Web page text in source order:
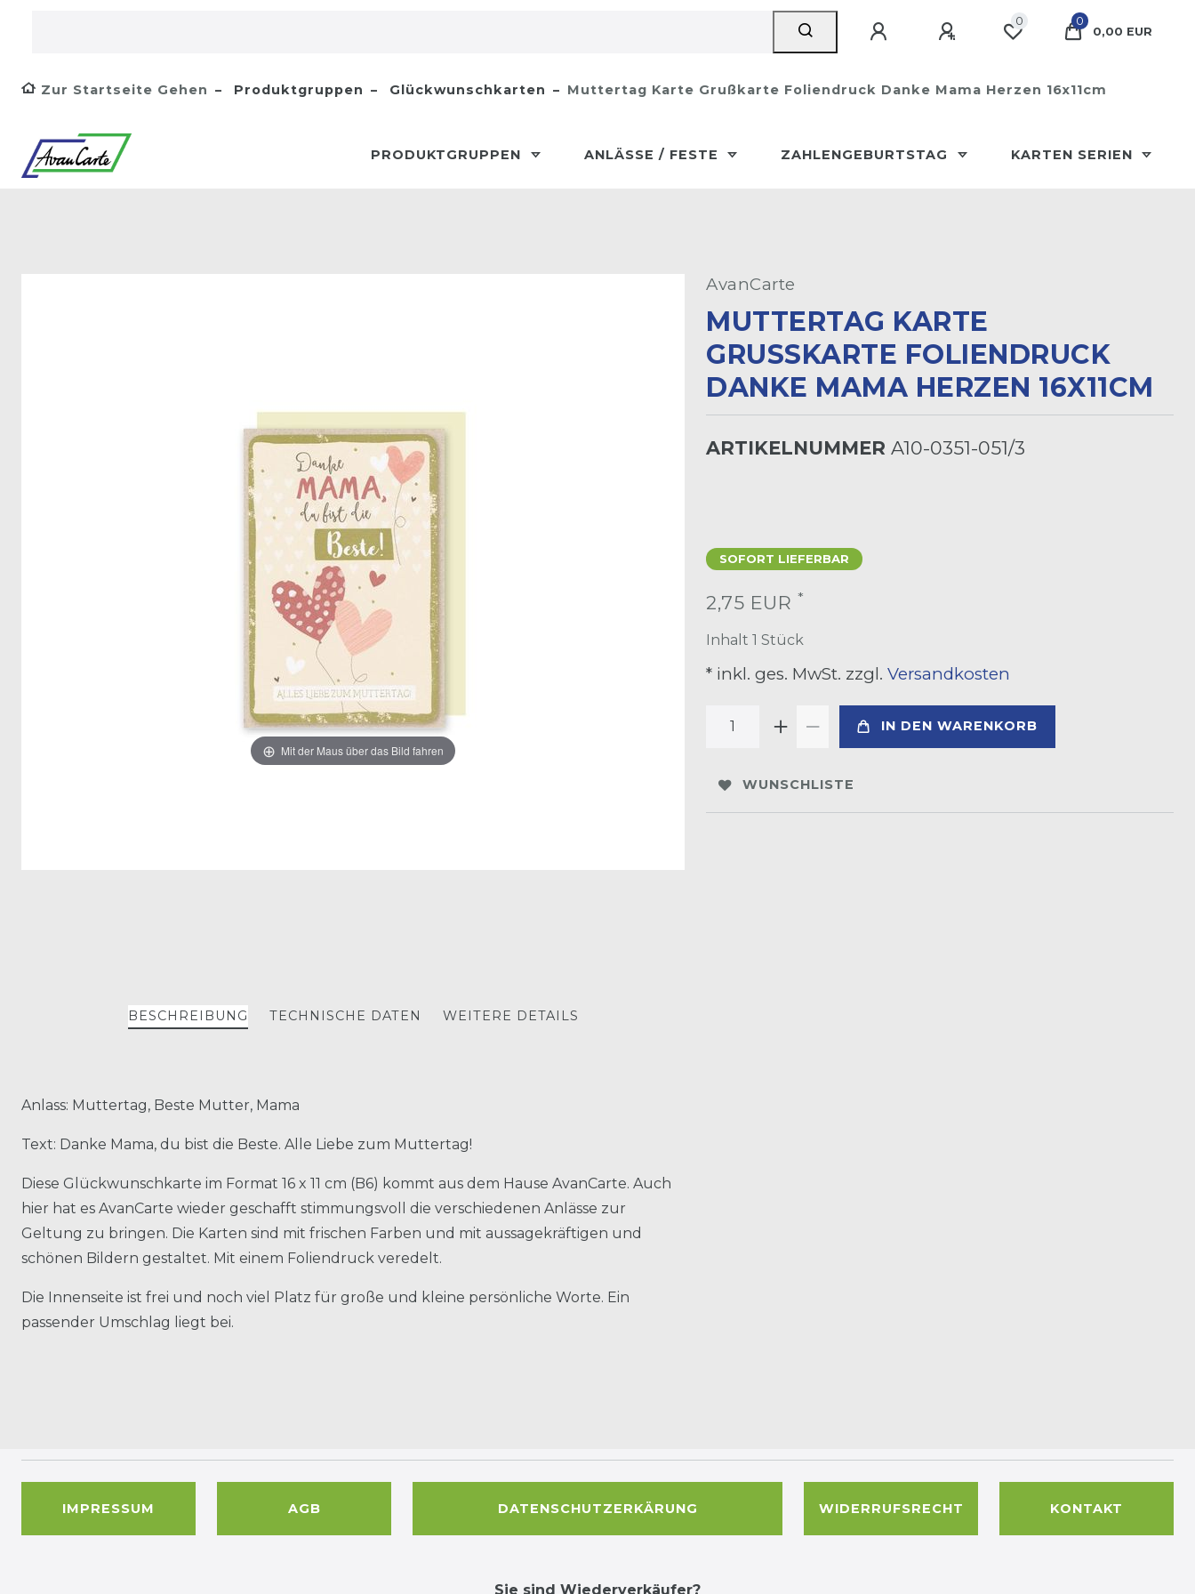
0
0
0,00 EUR
Zur Startseite Gehen Produktgruppen Glückwunschkarten Muttertag Karte Grußkarte Foliendruck Danke Mama Herzen 16x11cm
PRODUKTGRUPPEN ANLÄSSE / FESTE ZAHLENGEBURTSTAG KARTEN SERIEN
Mit der Maus über das Bild fahren
AvanCarte
MUTTERTAG KARTE
GRUSSKARTE FOLIENDRUCK D
ANKE MAMA HERZEN 16X11CM
ARTIKELNUMMER A10-0351-051/3
SOFORT LIEFERBAR
2,75 EUR *
Inhalt 1 Stück
* inkl. ges. MwSt. zzgl. Versandkosten
IN DEN WARENKORB
WUNSCHLISTE
BESCHREIBUNG TECHNISCHE DATEN WEITERE DETAILS
Anlass: Muttertag, Beste Mutter, Mama
Text: Danke Mama, du bist die Beste. Alle Liebe zum Muttertag!
Diese Glückwunschkarte im Format 16 x 11 cm (B6) kommt aus dem Hause AvanCarte. Auch
hier hat es AvanCarte wieder geschafft stimmungsvoll die verschiedenen Anlässe zur
Geltung zu bringen. Die Karten sind mit frischen Farben und mit aussagekräftigen und
schönen Bildern gestaltet. Mit einem Foliendruck veredelt.
Die Innenseite ist frei und noch viel Platz für große und kleine persönliche Worte. Ein
passender Umschlag liegt bei.
IMPRESSUM AGB DATENSCHUTZERKÄRUNG WIDERRUFSRECHT KONTAKT
Sie sind Wiederverkäufer?